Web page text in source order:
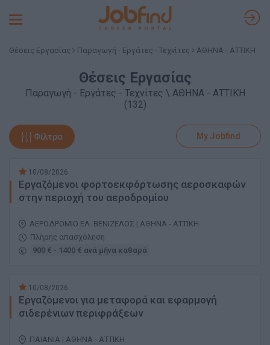
Toggle
Θέσεις Εργασίας Παραγωγή - Εργάτες - Τεχνίτες ΑΘΗΝΑ - ΑΤΤΙΚΗ
Θέσεις Εργασίας
Παραγωγή - Εργάτες - Τεχνίτες \ ΑΘΗΝΑ - ΑΤΤΙΚΗ
(132)
Φίλτρα My Jobfind
10/08/2026
Εργαζόμενοι φορτοεκφόρτωσης αεροσκαφών
στην περιοχή του αεροδρομίου
ΑΕΡΟΔΡΟΜΙΟ ΕΛ. ΒΕΝΙΖΕΛΟΣ | ΑΘΗΝΑ - ΑΤΤΙΚΗ
Πλήρης απασχόληση
900 € - 1400 € ανά μήνα καθαρά
10/08/2026
Εργαζόμενοι για μεταφορά και εφαρμογή
σιδερένιων περιφράξεων
ΠΑΙΑΝΙΑ | ΑΘΗΝΑ - ΑΤΤΙΚΗ